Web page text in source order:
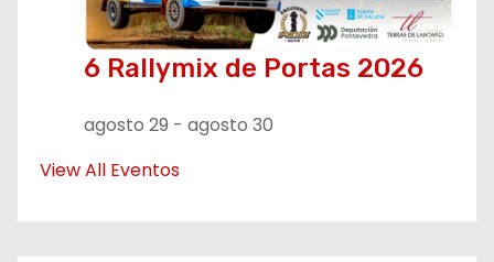
6 Rallymix de Portas 2026
agosto 29 - agosto 30
View All Eventos